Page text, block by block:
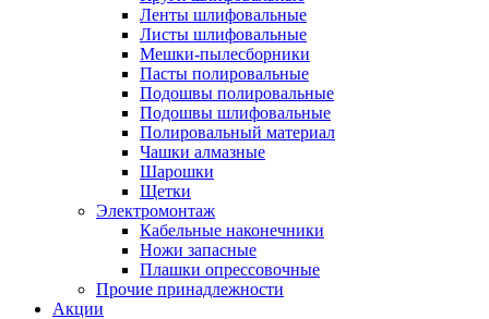
Ленты шлифовальные
Листы шлифовальные
Мешки-пылесборники
Пасты полировальные
Подошвы полировальные
Подошвы шлифовальные
Полировальный материал
Чашки алмазные
Шарошки
Щетки
Электромонтаж
Кабельные наконечники
Ножи запасные
Плашки опрессовочные
Прочие принадлежности
Акции